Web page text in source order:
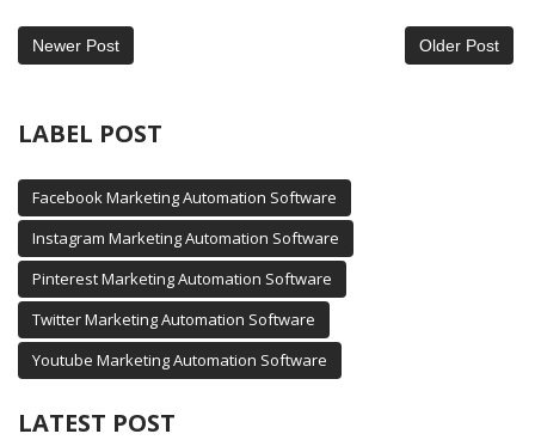
Newer Post Older Post
LABEL POST
Facebook Marketing Automation Software
Instagram Marketing Automation Software
Pinterest Marketing Automation Software
Twitter Marketing Automation Software
Youtube Marketing Automation Software
LATEST POST